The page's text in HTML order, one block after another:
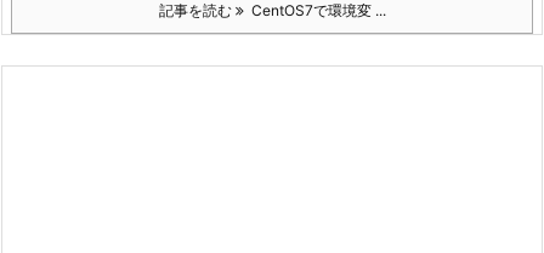
記事を読む CentOS7で環境変 ...